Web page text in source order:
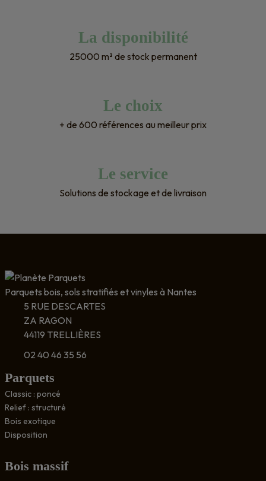
La disponibilité
25000 m² de stock permanent
Le choix
+ de 600 références au meilleur prix
Le service
Solutions de stockage et de livraison
Parquets bois, sols stratifiés et vinyles à Nantes
5 RUE DESCARTES
ZA RAGON
44119 TRELLIÈRES
02 40 46 35 56
Parquets
Classic : poncé
Relief : structuré
Bois exotique
Disposition
Bois massif